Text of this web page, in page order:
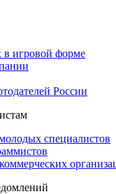
игровой форме
России
специалистов